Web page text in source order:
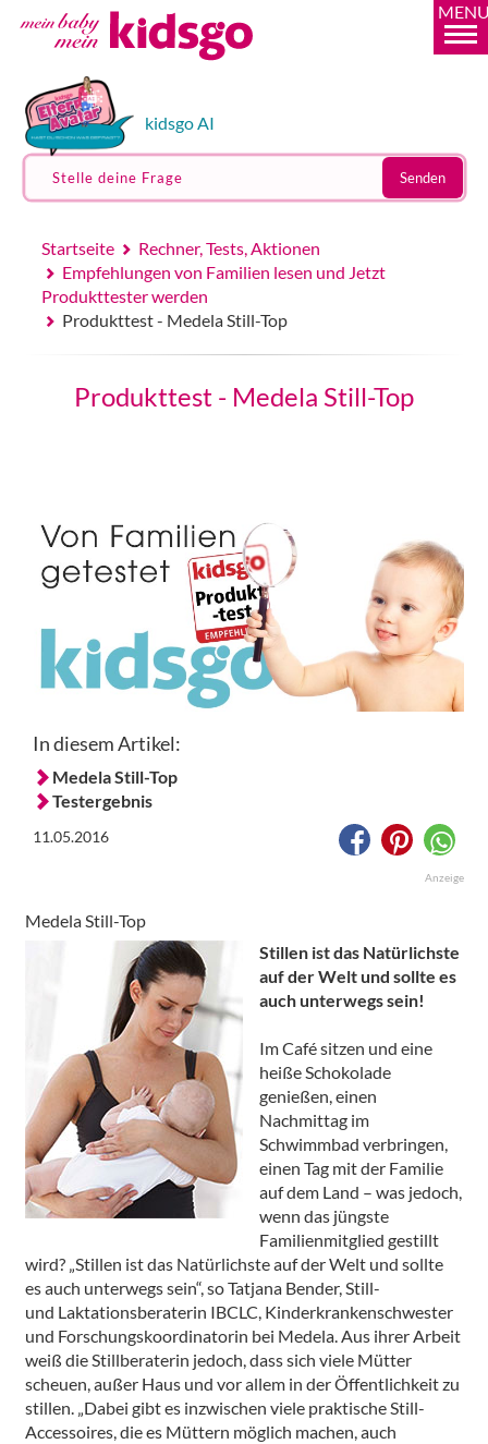
kidsgo AI
Stelle deine Frage Senden
Startseite
Rechner, Tests, Aktionen
Empfehlungen von Familien lesen und Jetzt
Produkttester werden
Produkttest - Medela Still-Top
Produkttest - Medela Still-Top
In diesem Artikel:
Medela Still-Top
Testergebnis
11.05.2016
Anzeige
Medela Still-Top
Stillen ist das Natürlichste
auf der Welt und sollte es
auch unterwegs sein!
Im Café sitzen und eine
heiße Schokolade
genießen, einen
Nachmittag im
Schwimmbad verbringen,
einen Tag mit der Familie
auf dem Land – was jedoch,
wenn das jüngste
Familienmitglied gestillt
wird? „Stillen ist das Natürlichste auf der Welt und sollte
es auch unterwegs sein“, so Tatjana Bender, Still-
und Laktationsberaterin IBCLC, Kinderkrankenschwester
und Forschungskoordinatorin bei Medela. Aus ihrer Arbeit
weiß die Stillberaterin jedoch, dass sich viele Mütter
scheuen, außer Haus und vor allem in der Öffentlichkeit zu
stillen. „Dabei gibt es inzwischen viele praktische Still-
Accessoires, die es Müttern möglich machen, auch